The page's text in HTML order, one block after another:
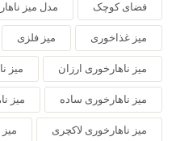
فضای کوچک مدل میز
میز غذاخوری میز فلزی
میز ناهارخوری ارزان میز
میز ناهارخوری ساده میز
میز ناهارخوری لاکچری